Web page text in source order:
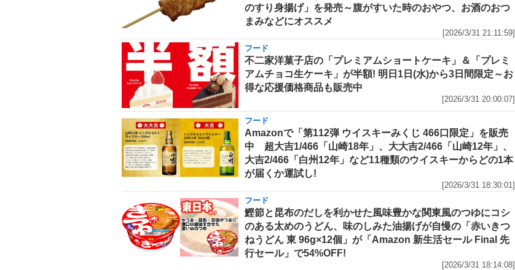
のすり身揚げ」を発売～腹がすいた時のおやつ、お酒のおつ
まみなどにオススメ
[2026/3/31 21:11:59]
フード
不二家洋菓子店の「プレミアムショートケーキ」＆「プレミ
アムチョコ生ケーキ」が半額! 明日1日(水)から3日間限定～お
得な応援価格商品も販売中
[2026/3/31 20:00:07]
フード
Amazonで「第112弾 ウイスキーみくじ 466口限定」を販売
中 超大吉1/466「山崎18年」、大大吉2/466「山崎12年」、
大吉2/466「白州12年」など11種類のウイスキーからどの1本
が届くか運試し!
[2026/3/31 18:30:01]
フード
鰹節と昆布のだしを利かせた風味豊かな関東風のつゆにコシ
のある太めのうどん、味のしみた油揚げが自慢の「赤いきつ
ねうどん 東 96g×12個」が「Amazon 新生活セール Final 先
行セール」で54%OFF!
[2026/3/31 18:14:08]